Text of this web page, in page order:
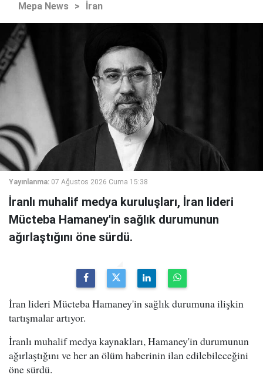
Mepa News > İran
Yayınlanma: 07 Ağustos 2026 Cuma 15:38
İranlı muhalif medya kuruluşları, İran lideri
Mücteba Hamaney'in sağlık durumunun
ağırlaştığını öne sürdü.
İran lideri Mücteba Hamaney'in sağlık durumuna ilişkin
tartışmalar artıyor.
İranlı muhalif medya kaynakları, Hamaney'in durumunun
ağırlaştığını ve her an ölüm haberinin ilan edilebileceğini
öne sürdü.